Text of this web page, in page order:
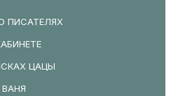
ПИСАТЕЛЯХ
ЦАЦЫ
ВАНЯ